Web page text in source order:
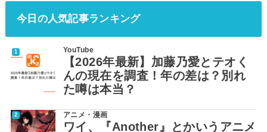
今日の人気記事ランキング
YouTube
【2026年最新】加藤乃愛とテオく
んの現在を調査！年の差は？別れ
た噂は本当？
アニメ・漫画
ワイ、『Another』とかいうアニメ